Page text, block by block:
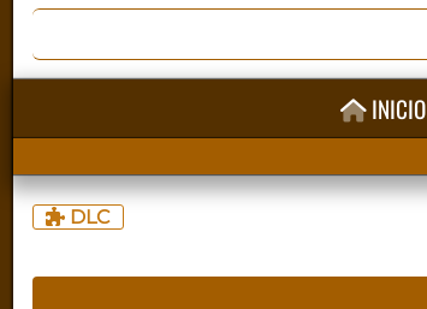
INICIO
DLC